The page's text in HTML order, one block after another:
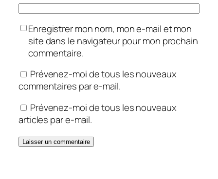
Enregistrer mon nom, mon e-mail et mon
site dans le navigateur pour mon prochain
commentaire.
Prévenez-moi de tous les nouveaux
commentaires par e-mail.
Prévenez-moi de tous les nouveaux
articles par e-mail.